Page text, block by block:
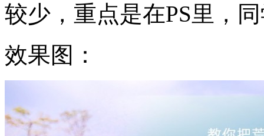
较少，重点是在PS里，
效果图：